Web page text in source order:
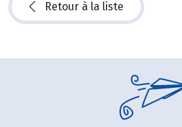
Retour à la liste